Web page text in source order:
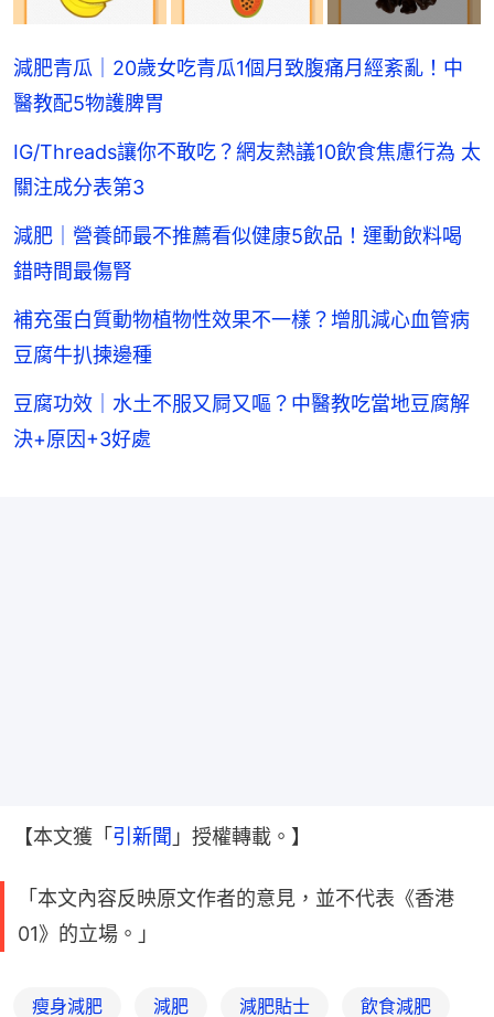
減肥青瓜｜20歲女吃青瓜1個月致腹痛月經紊亂！中
醫教配5物護脾胃
IG/Threads讓你不敢吃？網友熱議10飲食焦慮行為 太
關注成分表第3
減肥｜營養師最不推薦看似健康5飲品！運動飲料喝
錯時間最傷腎
補充蛋白質動物植物性效果不一樣？增肌減心血管病
豆腐牛扒揀邊種
豆腐功效｜水土不服又屙又嘔？中醫教吃當地豆腐解
決+原因+3好處
【本文獲「 引新聞 」授權轉載。】
「本文內容反映原文作者的意見，並不代表《香港
01》的立場。」
瘦身減肥 減肥 減肥貼士 飲食減肥